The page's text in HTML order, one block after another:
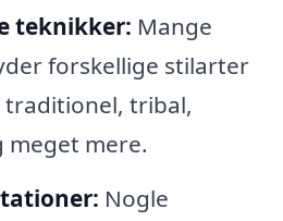
teknikker: Mange
forskellige stilarter
traditionel, tribal,
meget mere.
Nogle